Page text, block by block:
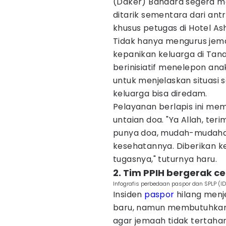
ditarik sementara dari
khusus petugas di Hotel
Tidak hanya mengurus
kepanikan keluarga di
berinisiatif menelepon
untuk menjelaskan situasi
keluarga bisa diredam.
Pelayanan berlapis ini
untaian doa. "Ya Allah,
punya doa, mudah-
kesehatannya. Diberikan
tugasnya," tuturnya haru.
2. Tim PPIH bergerak
Infografis perbedaan paspor dan SPLP
Insiden paspor hilang
baru, namun
agar jemaah tidak